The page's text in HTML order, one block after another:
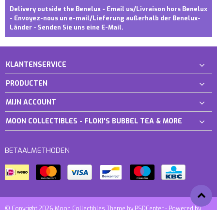
Delivery outside the Benelux - Email us/Livraison hors Benelux
- Envoyez-nous un e-mail/Lieferung außerhalb der Benelux-
Länder - Senden Sie uns eine E-Mail.
KLANTENSERVICE
PRODUCTEN
MIJN ACCOUNT
MOON COLLECTIBLES - FLOKI'S BUBBEL TEA & MORE
BETAALMETHODEN